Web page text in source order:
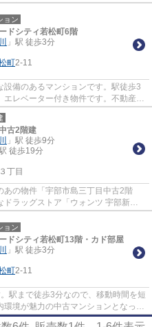
動産に関...
ョン
ドシティ若松町6階
」駅 徒歩3分
町2-11
備のあるマンションです。駅徒歩3
レベーター付き物件です。不動産に
心してい...
古2階建
」駅 徒歩9分
徒歩19分
３丁目
の物件「宇部市島三丁目中古2階
ラッグストア「ウォンツ 宇部新川
ころにあり...
ョン
ドシティ若松町13階・カド部屋
」駅 徒歩3分
町2-11
駅まで徒歩3分なので、移動時間を短
境が魅力の中古マンションとなって
ご連絡は...